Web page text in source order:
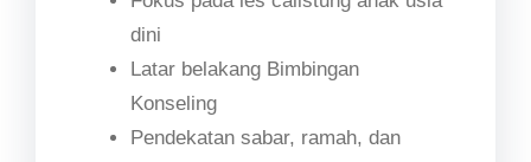
dini
Latar belakang Bimbingan
Konseling
Pendekatan sabar, ramah, dan